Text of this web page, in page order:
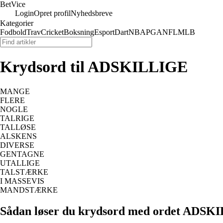
BetVice
LoginOpret profilNyhedsbreve
Kategorier
FodboldTravCricketBoksningEsportDartNBAPGANFLMLB
Krydsord til ADSKILLIGE
MANGE
FLERE
NOGLE
TALRIGE
TALLØSE
ALSKENS
DIVERSE
GENTAGNE
UTALLIGE
TALSTÆRKE
I MASSEVIS
MANDSTÆRKE
Sådan løser du krydsord med ordet